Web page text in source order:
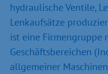
hydraulische Ventile,
Lenkaufsätze
ist eine
Geschäftsbereichen
allgemeiner